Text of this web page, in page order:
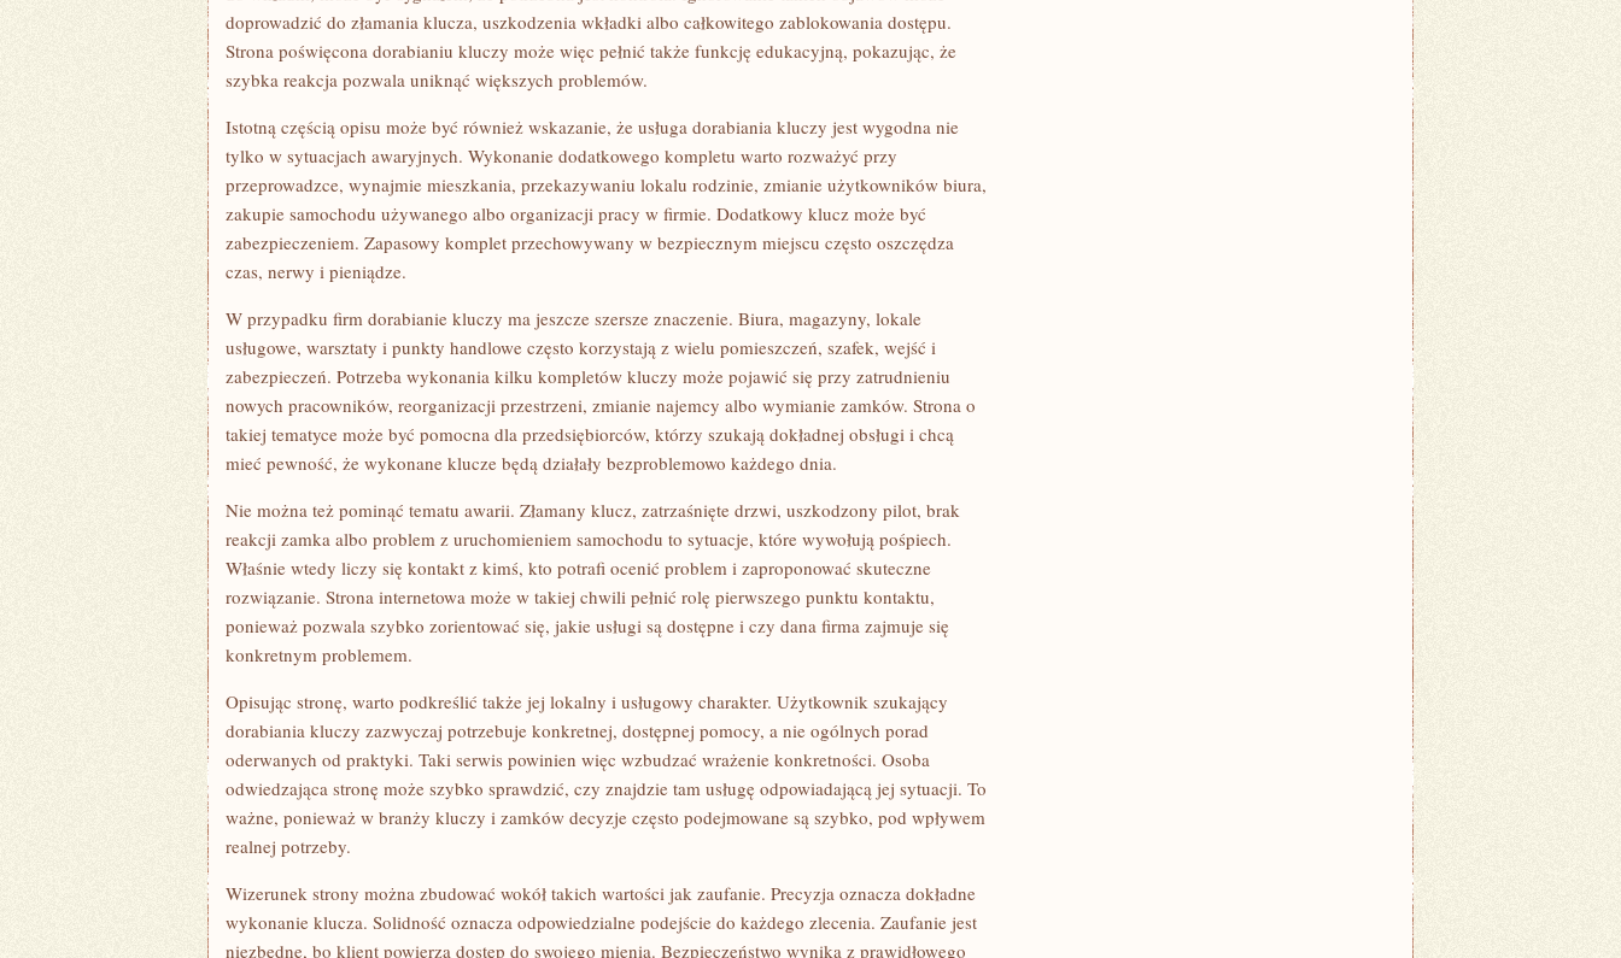
doprowadzić do złamania klucza, uszkodzenia wkładki albo całkowitego zablokowania dostępu.
Strona poświęcona dorabianiu kluczy może więc pełnić także funkcję edukacyjną, pokazując, że
szybka reakcja pozwala uniknąć większych problemów.
Istotną częścią opisu może być również wskazanie, że usługa dorabiania kluczy jest wygodna nie
tylko w sytuacjach awaryjnych. Wykonanie dodatkowego kompletu warto rozważyć przy
przeprowadzce, wynajmie mieszkania, przekazywaniu lokalu rodzinie, zmianie użytkowników biura,
zakupie samochodu używanego albo organizacji pracy w firmie. Dodatkowy klucz może być
zabezpieczeniem. Zapasowy komplet przechowywany w bezpiecznym miejscu często oszczędza
czas, nerwy i pieniądze.
W przypadku firm dorabianie kluczy ma jeszcze szersze znaczenie. Biura, magazyny, lokale
usługowe, warsztaty i punkty handlowe często korzystają z wielu pomieszczeń, szafek, wejść i
zabezpieczeń. Potrzeba wykonania kilku kompletów kluczy może pojawić się przy zatrudnieniu
nowych pracowników, reorganizacji przestrzeni, zmianie najemcy albo wymianie zamków. Strona o
takiej tematyce może być pomocna dla przedsiębiorców, którzy szukają dokładnej obsługi i chcą
mieć pewność, że wykonane klucze będą działały bezproblemowo każdego dnia.
Nie można też pominąć tematu awarii. Złamany klucz, zatrzaśnięte drzwi, uszkodzony pilot, brak
reakcji zamka albo problem z uruchomieniem samochodu to sytuacje, które wywołują pośpiech.
Właśnie wtedy liczy się kontakt z kimś, kto potrafi ocenić problem i zaproponować skuteczne
rozwiązanie. Strona internetowa może w takiej chwili pełnić rolę pierwszego punktu kontaktu,
ponieważ pozwala szybko zorientować się, jakie usługi są dostępne i czy dana firma zajmuje się
konkretnym problemem.
Opisując stronę, warto podkreślić także jej lokalny i usługowy charakter. Użytkownik szukający
dorabiania kluczy zazwyczaj potrzebuje konkretnej, dostępnej pomocy, a nie ogólnych porad
oderwanych od praktyki. Taki serwis powinien więc wzbudzać wrażenie konkretności. Osoba
odwiedzająca stronę może szybko sprawdzić, czy znajdzie tam usługę odpowiadającą jej sytuacji. To
ważne, ponieważ w branży kluczy i zamków decyzje często podejmowane są szybko, pod wpływem
realnej potrzeby.
Wizerunek strony można zbudować wokół takich wartości jak zaufanie. Precyzja oznacza dokładne
wykonanie klucza. Solidność oznacza odpowiedzialne podejście do każdego zlecenia. Zaufanie jest
niezbędne, bo klient powierza dostęp do swojego mienia. Bezpieczeństwo wynika z prawidłowego